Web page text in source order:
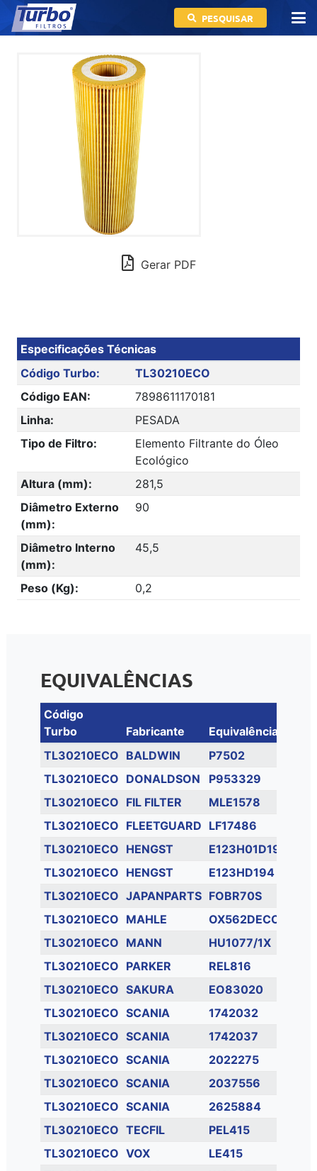
PESQUISAR
Gerar PDF
Especificações Técnicas
Código Turbo:
TL30210ECO
Código EAN:
7898611170181
Linha:
PESADA
Tipo de Filtro:
Elemento Filtrante do Óleo
Ecológico
Altura (mm):
281,5
Diâmetro Externo
(mm):
90
Diâmetro Interno
(mm):
45,5
Peso (Kg): 0,2
EQUIVALÊNCIAS
Código
Turbo
Fabricante
Equivalência
TL30210ECO BALDWIN
P7502
TL30210ECO DONALDSON
P953329
TL30210ECO FIL FILTER
MLE1578
TL30210ECO FLEETGUARD LF17486
TL30210ECO HENGST
E123H01D194
TL30210ECO HENGST
E123HD194
TL30210ECO JAPANPARTS FOBR70S
TL30210ECO MAHLE
OX562DECO
TL30210ECO MANN
HU1077/1X
TL30210ECO PARKER
REL816
TL30210ECO SAKURA
EO83020
TL30210ECO SCANIA
1742032
TL30210ECO SCANIA
1742037
TL30210ECO SCANIA
2022275
TL30210ECO SCANIA
2037556
TL30210ECO SCANIA
2625884
TL30210ECO TECFIL
PEL415
TL30210ECO VOX
LE415